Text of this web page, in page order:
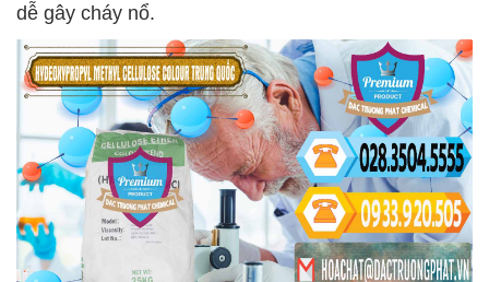
dễ gây cháy nổ.